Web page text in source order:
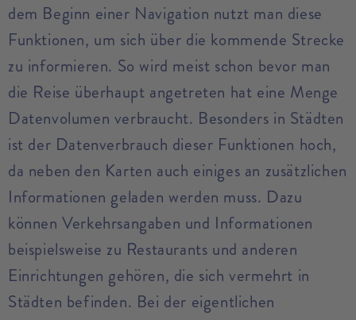
dem Beginn einer Navigation nutzt man diese
Funktionen, um sich über die kommende Strecke
zu informieren. So wird meist schon bevor man
die Reise überhaupt angetreten hat eine Menge
Datenvolumen verbraucht. Besonders in Städten
ist der Datenverbrauch dieser Funktionen hoch,
da neben den Karten auch einiges an zusätzlichen
Informationen geladen werden muss. Dazu
können Verkehrsangaben und Informationen
beispielsweise zu Restaurants und anderen
Einrichtungen gehören, die sich vermehrt in
Städten befinden. Bei der eigentlichen